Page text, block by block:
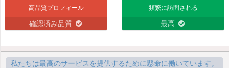
高品質プロフィール
確認済み品質
頻繁に訪問される
最高
私たちは最高のサービスを提供するために懸命に働いています。